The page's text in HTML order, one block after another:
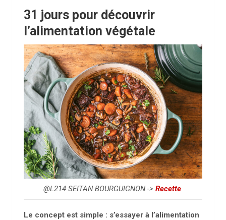
31 jours pour découvrir
l’alimentation végétale
@L214 SEITAN BOURGUIGNON -> Recette
Le concept est simple : s’essayer à l’alimentation